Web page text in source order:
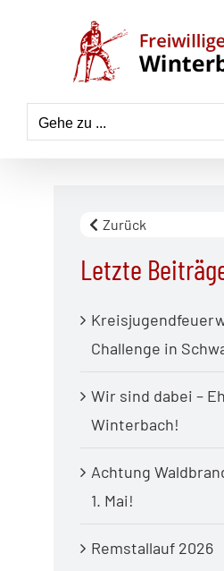
Gehe zu ...
Zurück
Letzte
Challenge in
Wir sind dabei –
Winterbach!
Achtung
1. Mai!
Remstallauf 2026